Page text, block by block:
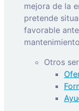
mejora de la
pretende
favorable
Otros